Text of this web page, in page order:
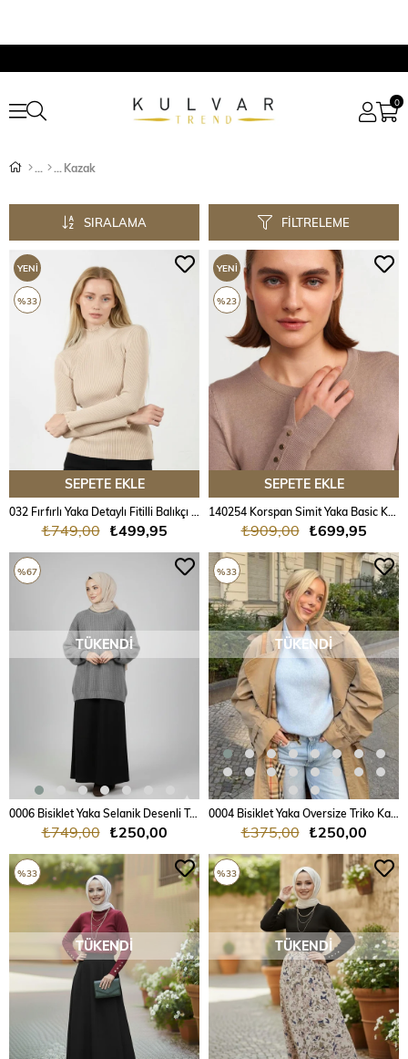
0
Kazak
FILTRELEME
SIRALAMA
SEPETE EKLE
₺499,95
₺749,00
YENI
ÜRÜN
%33
SEPETE EKLE
₺699,95
₺909,00
YENI
ÜRÜN
%23
TÜKENDI
0006 Bisiklet Yaka Selanik Desenli Triko Kazak
₺250,00
₺749,00
%67
TÜKENDI
0004 Bisiklet Yaka Oversize Triko Kazak
₺250,00
₺375,00
%33
TÜKENDI
%33
TÜKENDI
%33